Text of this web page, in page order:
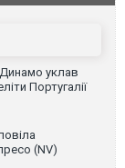
уклав
Португалії
(NV)